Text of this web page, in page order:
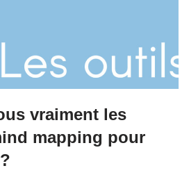
vraiment les
mapping pour